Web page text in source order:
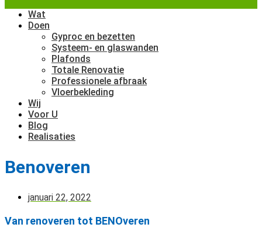
Wat
Doen
Gyproc en bezetten
Systeem- en glaswanden
Plafonds
Totale Renovatie
Professionele afbraak
Vloerbekleding
Wij
Voor U
Blog
Realisaties
Benoveren
januari 22, 2022
Van renoveren tot BENOveren